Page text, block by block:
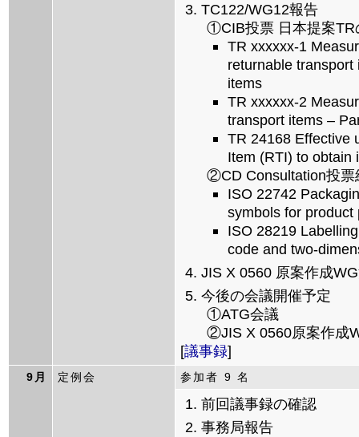
TC122/WG12報告
①CIB投票 日本提案TR
TR xxxxxx-1
returnable
items
TR xxxxxx-2
transport items –
TR 24168 Effective
Item (RTI) to obtain
②CD Consultation投票
ISO 22742
symbols for product
ISO 28219
code and two-
JIS X 0560 原案作成
今後の会議開催予定
①ATG会議
②JIS X 0560原案作成
[議事録]
9月 定例会 参加者 9 名
前回議事録の確認
事務局報告